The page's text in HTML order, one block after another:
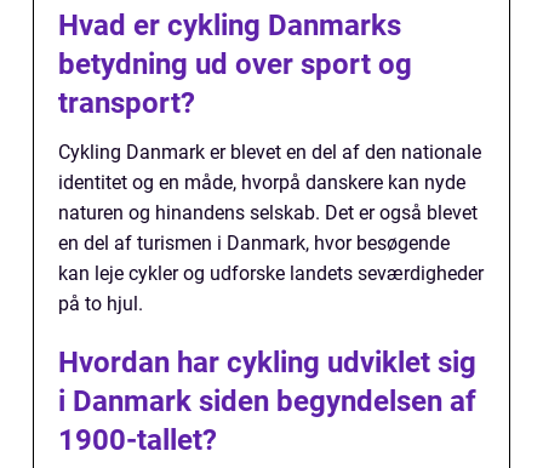
Hvad er cykling Danmarks
betydning ud over sport og
transport?
Cykling Danmark er blevet en del af den nationale
identitet og en måde, hvorpå danskere kan nyde
naturen og hinandens selskab. Det er også blevet
en del af turismen i Danmark, hvor besøgende
kan leje cykler og udforske landets seværdigheder
på to hjul.
Hvordan har cykling udviklet sig
i Danmark siden begyndelsen af
1900-tallet?